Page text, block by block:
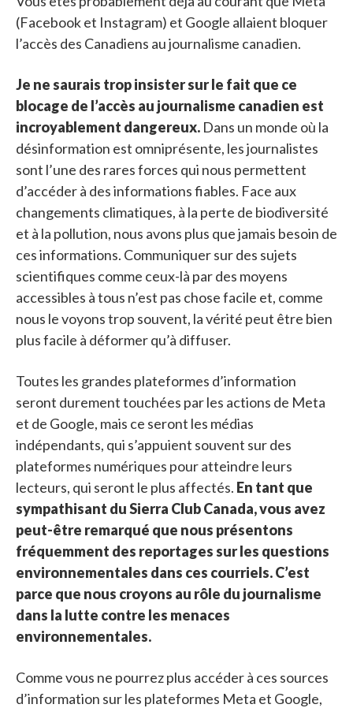
(Facebook et Instagram) et Google allaient bloquer
l’accès des Canadiens au journalisme canadien.
Je ne saurais trop insister sur le fait que ce
blocage de l’accès au journalisme canadien est
incroyablement dangereux. Dans un monde où la
désinformation est omniprésente, les journalistes
sont l’une des rares forces qui nous permettent
d’accéder à des informations fiables. Face aux
changements climatiques, à la perte de biodiversité
et à la pollution, nous avons plus que jamais besoin de
ces informations. Communiquer sur des sujets
scientifiques comme ceux-là par des moyens
accessibles à tous n’est pas chose facile et, comme
nous le voyons trop souvent, la vérité peut être bien
plus facile à déformer qu’à diffuser.
Toutes les grandes plateformes d’information
seront durement touchées par les actions de Meta
et de Google, mais ce seront les médias
indépendants, qui s’appuient souvent sur des
plateformes numériques pour atteindre leurs
lecteurs, qui seront le plus affectés. En tant que
sympathisant du Sierra Club Canada, vous avez
peut-être remarqué que nous présentons
fréquemment des reportages sur les questions
environnementales dans ces courriels. C’est
parce que nous croyons au rôle du journalisme
dans la lutte contre les menaces
environnementales.
Comme vous ne pourrez plus accéder à ces sources
d’information sur les plateformes Meta et Google,